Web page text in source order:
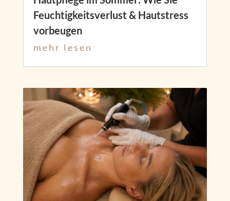
Feuchtigkeitsverlust & Hautstress
vorbeugen
mehr lesen